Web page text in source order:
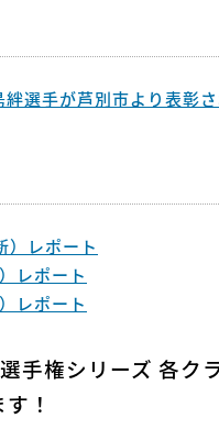
選手が芦別市より表彰
レポート
レポート
レポート
権シリーズ 各ク
！